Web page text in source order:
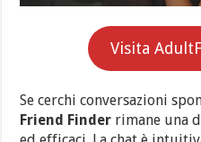
Visita
Se cerchi conversazioni
Friend Finder rimane una